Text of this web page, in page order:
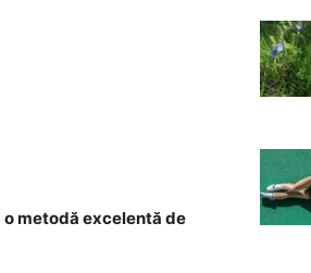
o metodă excelentă de